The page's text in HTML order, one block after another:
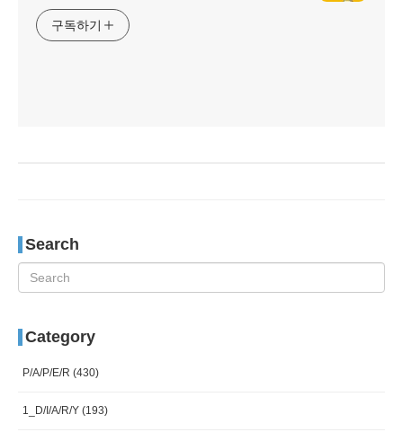
구독하기
Search
Category
P/A/P/E/R (430)
1_D/I/A/R/Y (193)